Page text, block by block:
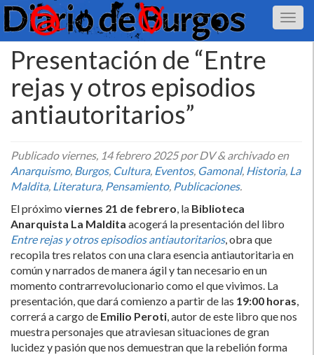
Presentación de “Entre
rejas y otros episodios
antiautoritarios”
Publicado viernes, 14 febrero 2025por DV&archivado en
Anarquismo, Burgos, Cultura, Eventos, Gamonal, Historia, La
Maldita, Literatura, Pensamiento, Publicaciones.
El próximo viernes 21 de febrero, la Biblioteca
Anarquista La Maldita acogerá la presentación del libro
Entre rejas y otros episodios antiautoritarios, obra que
recopila tres relatos con una clara esencia antiautoritaria en
común y narrados de manera ágil y tan necesario en un
momento contrarrevolucionario como el que vivimos. La
presentación, que dará comienzo a partir de las 19:00 horas,
correrá a cargo de Emilio Peroti, autor de este libro que nos
muestra personajes que atraviesan situaciones de gran
lucidez y pasión que nos demuestran que la rebelión forma